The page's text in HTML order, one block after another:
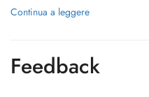
Maitre de stage en
Luxembourg - Lux
Continua a leggere
Feedback